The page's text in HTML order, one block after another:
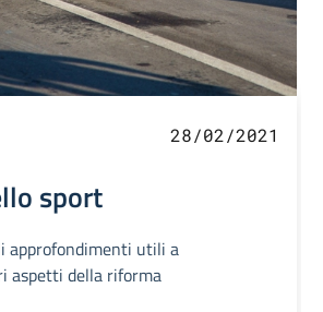
28/02/2021
sport
approfondimenti utili a
aspetti della riforma